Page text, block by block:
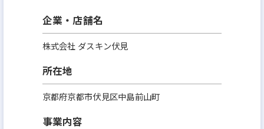
企業・店舗名
株式会社 ダスキン伏見
所在地
京都府京都市伏見区中島前山町
事業内容